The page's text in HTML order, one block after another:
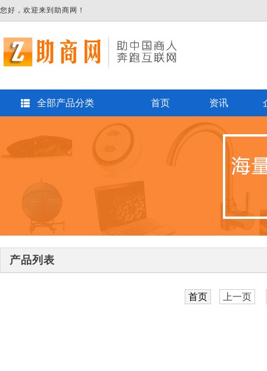
您好，欢迎来到助商网！
全部产品分类 首页 资讯
产品列表
首页 上一页